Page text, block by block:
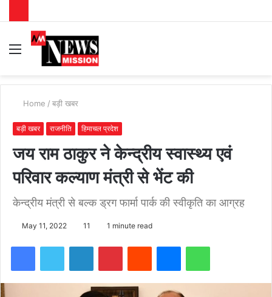
Menu
Home / बड़ी खबर
बड़ी खबर राजनीति हिमाचल प्रदेश
जय राम ठाकुर ने केन्द्रीय स्वास्थ्य एवं
परिवार कल्याण मंत्री से भेंट की
केन्द्रीय मंत्री से बल्क ड्रग फार्मा पार्क की स्वीकृति का आग्रह
May 11, 2022 11 1 minute read